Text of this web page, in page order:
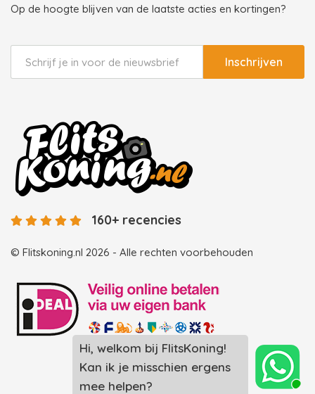
Op de hoogte blijven van de laatste acties en kortingen?
Inschrijven
© Flitskoning.nl 2026 - Alle rechten voorbehouden
160+ recencies
Landingspagina overzicht photobooths
Landingspagina overzicht videobooths
Photobooth huren in Spijkenisse